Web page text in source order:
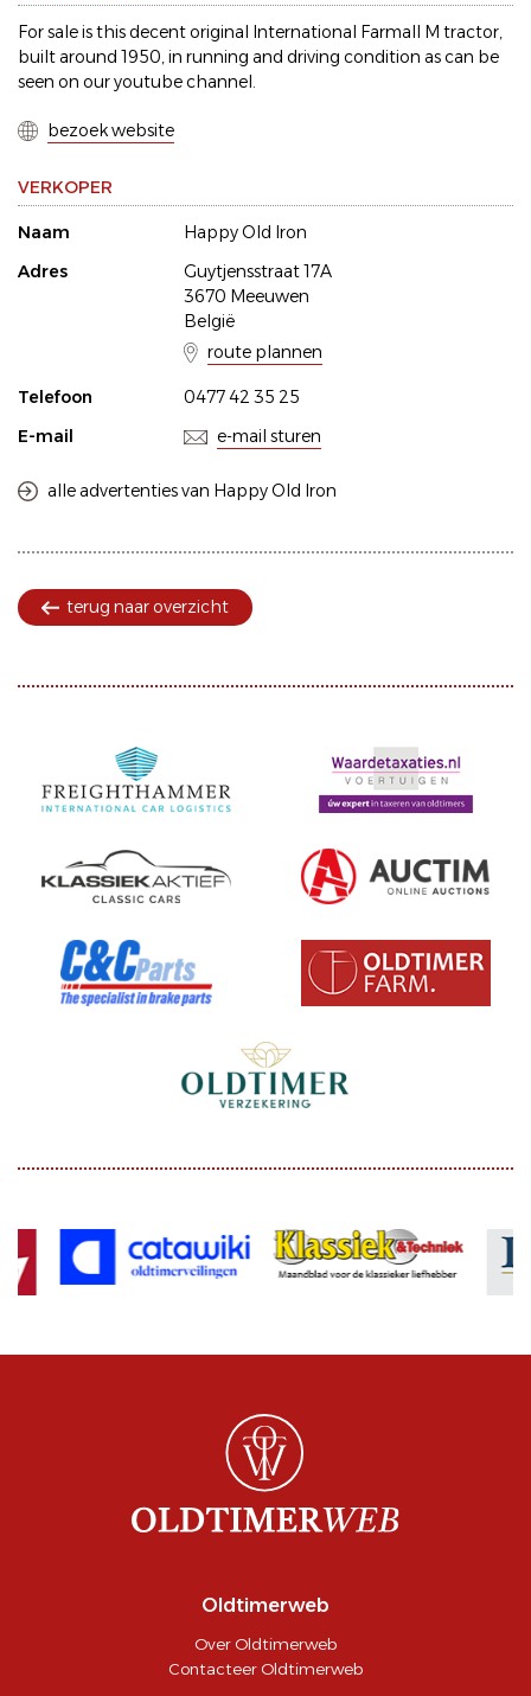
For sale is this decent original International Farmall M tractor,
built around 1950, in running and driving condition as can be
seen on our youtube channel.
bezoek website
VERKOPER
Naam
Happy Old Iron
Adres
Guytjensstraat 17A
3670 Meeuwen
België
route plannen
Telefoon
0477 42 35 25
E-mail
e-mail sturen
alle advertenties van Happy Old Iron
terug naar overzicht
Oldtimerweb
Over Oldtimerweb
Contacteer Oldtimerweb